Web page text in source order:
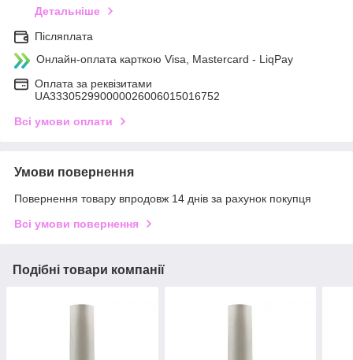
Детальніше
Післяплата
Онлайн-оплата карткою Visa, Mastercard - LiqPay
Оплата за реквізитами
UA333052990000026006015016752
Всі умови оплати
Умови повернення
Повернення товару впродовж 14 днів за рахунок покупця
Всі умови повернення
Подібні товари компанії